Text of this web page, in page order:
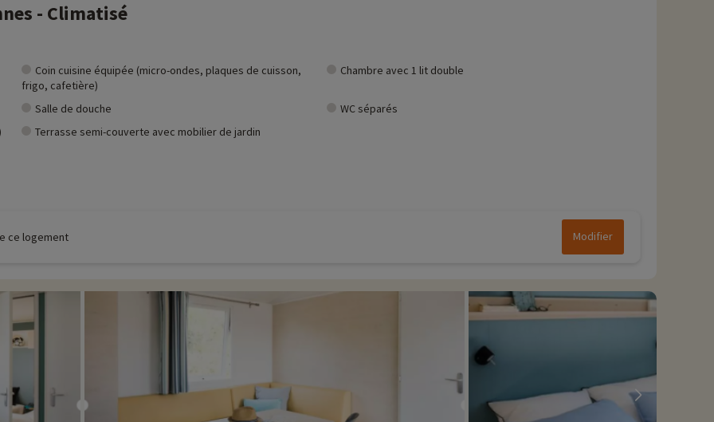
- Climatisé
Coin cuisine équipée (micro-ondes, plaques de cuisson,
frigo, cafetière)
Chambre avec 1 lit double
Salle de douche
WC séparés
Terrasse semi-couverte avec mobilier de jardin
ce logement Modifier